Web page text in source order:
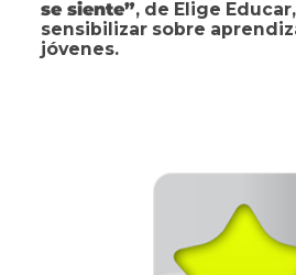
se siente”, de Elige
sensibilizar sobre
jóvenes.